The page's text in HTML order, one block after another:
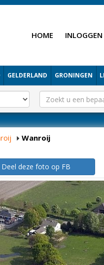
HOME INLOGGEN
GELDERLAND GRONINGEN
Wanroij
Deel deze foto op FB